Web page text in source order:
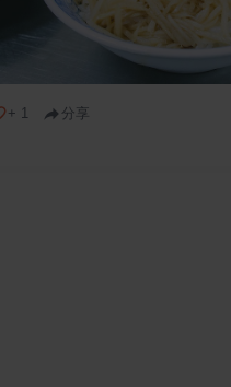
+ 1 分享